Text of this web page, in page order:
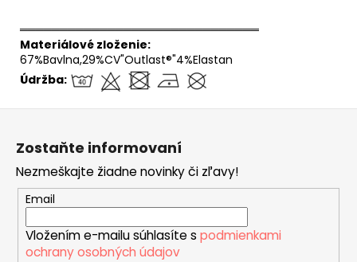
══════════════════════════════
Materiálové zloženie:
67%Bavlna,29%CV"Outlast®"4%Elastan
Údržba:
Zostaňte informovaní
Nezmeškajte žiadne novinky či zľavy!
Email
Vložením e-mailu súhlasíte s podmienkami
ochrany osobných údajov